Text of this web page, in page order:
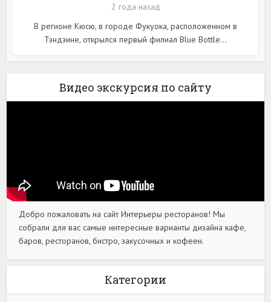
2 года назад
В регионе Кюсю, в городе Фукуока, расположенном в
Тэндзине, открылся первый филиал Blue Bottle...
Видео экскурсия по сайту
Добро пожаловать на сайт Интерьеры ресторанов! Мы
собрали для вас самые интересные варианты дизайна кафе,
баров, ресторанов, бистро, закусочных и кофеен.
Категории